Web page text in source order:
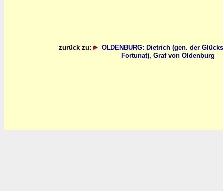
zurück zu:
OLDENBURG: Dietrich (gen. der
Fortunat), Graf von Oldenburg